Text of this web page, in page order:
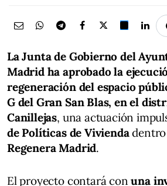
La Junta de Gobierno del
Madrid ha aprobado la
regeneración del espacio
G del Gran San Blas, en el
Canillejas, una actuación
de Políticas de Viviendadentro
Regenera Madrid.
El proyecto contará conuna